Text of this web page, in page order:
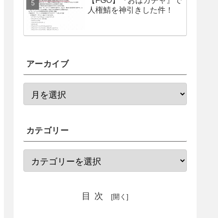
人権鯖を神引きした件！
アーカイブ
カテゴリー
目次